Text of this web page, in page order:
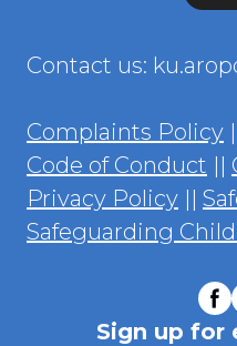
Contact us:
Complaints Policy
Code of Conduct ||
Privacy Policy ||
Safeguarding
Sign up for